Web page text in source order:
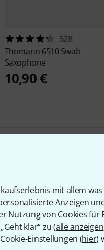
mit allem
Anzeigen
Nutzung von Cookies für
klar“ zu (alle anzeigen
Einstellungen (hier)
528
Thomann 6510 Swab
Saxophone
10,90 €